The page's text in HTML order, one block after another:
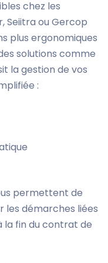
chez les
Seiitra ou Gercop
plus ergonomiques
solutions comme
la gestion de vos
:
permettent de
les démarches liées
la fin du contrat de